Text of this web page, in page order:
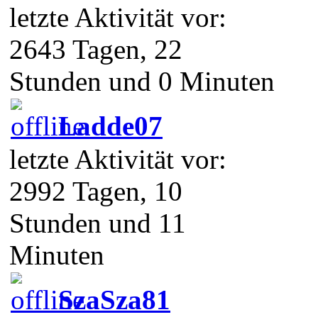
letzte Aktivität vor:
2643 Tagen, 22
Stunden und 0 Minuten
Ladde07
letzte Aktivität vor:
2992 Tagen, 10
Stunden und 11
Minuten
SzaSza81